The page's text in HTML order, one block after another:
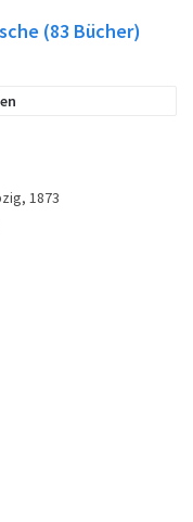
nur als Referenzbild , nicht
(83 Bücher)
1873